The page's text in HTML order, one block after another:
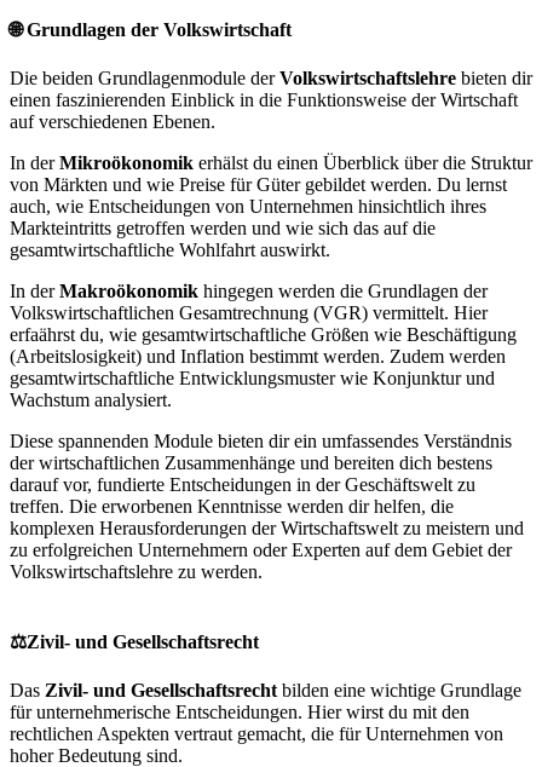
🌐 Grundlagen der Volkswirtschaft
Die beiden Grundlagenmodule derVolkswirtschaftslehre bieten dir
einen faszinierenden Einblick in die Funktionsweise der Wirtschaft
auf verschiedenen Ebenen.
In derMikroökonomik erhälst du einen Überblick über die Struktur
von Märkten und wie Preise für Güter gebildet werden. Du lernst
auch, wie Entscheidungen von Unternehmen hinsichtlich ihres
Markteintritts getroffen werden und wie sich das auf die
gesamtwirtschaftliche Wohlfahrt auswirkt.
In derMakroökonomik hingegen werden die Grundlagen der
Volkswirtschaftlichen Gesamtrechnung (VGR) vermittelt. Hier
erfaährst du, wie gesamtwirtschaftliche Größen wie Beschäftigung
(Arbeitslosigkeit) und Inflation bestimmt werden. Zudem werden
gesamtwirtschaftliche Entwicklungsmuster wie Konjunktur und
Wachstum analysiert.
Diese spannenden Module bieten dir ein umfassendes Verständnis
der wirtschaftlichen Zusammenhänge und bereiten dich bestens
darauf vor, fundierte Entscheidungen in der Geschäftswelt zu
treffen. Die erworbenen Kenntnisse werden dir helfen, die
komplexen Herausforderungen der Wirtschaftswelt zu meistern und
zu erfolgreichen Unternehmern oder Experten auf dem Gebiet der
Volkswirtschaftslehre zu werden.
⚖️Zivil- und Gesellschaftsrecht
Das Zivil- und Gesellschaftsrecht bilden eine wichtige Grundlage
für unternehmerische Entscheidungen. Hier wirst du mit den
rechtlichen Aspekten vertraut gemacht, die für Unternehmen von
hoher Bedeutung sind.